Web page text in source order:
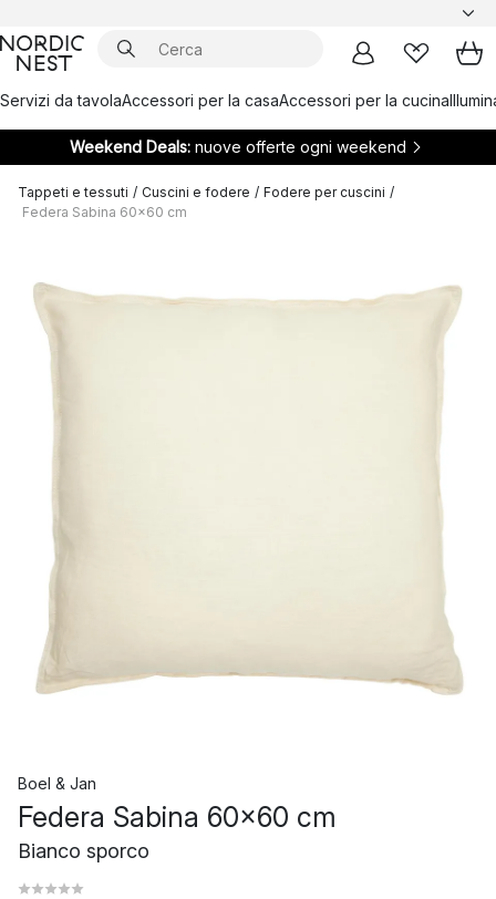
Servizi da tavolaAccessori per la casaAccessori per la cucina
Weekend Deals: nuove offerte ogni weekend
Tappeti e tessuti / Cuscini e fodere / Fodere per cuscini /
Federa Sabina 60x60 cm
Boel & Jan
Federa Sabina 60x60 cm
Bianco sporco